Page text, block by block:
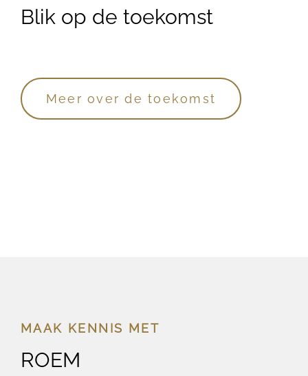
Blik op de toekomst
Meer over de toekomst
MAAK KENNIS MET
ROEM